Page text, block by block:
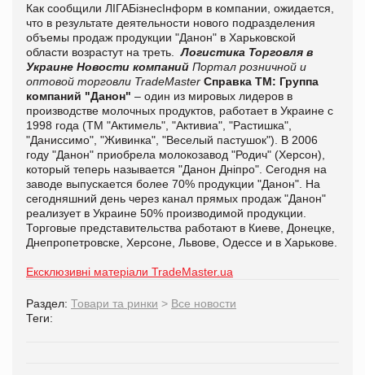
Как сообщили ЛІГАБізнесІнформ в компании, ожидается,
что в результате деятельности нового подразделения
объемы продаж продукции "Данон" в Харьковской
области возрастут на треть.Логистика Торговля в
Украине Новости компаний Портал розничной и
оптовой торговли TradeMaster Справка ТМ: Группа
компаний "Данон" – один из мировых лидеров в
производстве молочных продуктов, работает в Украине с
1998 года (ТМ "Актимель", "Активиа", "Растишка",
"Даниссимо", "Живинка", "Веселый пастушок"). В 2006
году "Данон" приобрела молокозавод "Родич" (Херсон),
который теперь называется "Данон Дніпро". Сегодня на
заводе выпускается более 70% продукции "Данон". На
сегодняшний день через канал прямых продаж "Данон"
реализует в Украине 50% производимой продукции.
Торговые представительства работают в Киеве, Донецке,
Днепропетровске, Херсоне, Львове, Одессе и в Харькове.
Ексклюзивні матеріали TradeMaster.ua
Раздел: Товари та ринки > Все новости
Теги: